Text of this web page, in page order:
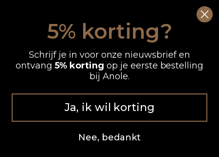
inhoud
5% korting?
Schrijf je in voor onze nieuwsbrief en
ontvang 5% korting op je eerste bestelling
bij Anole.
Ja, ik wil korting
Nee, bedankt